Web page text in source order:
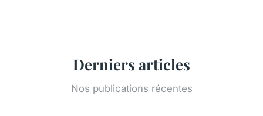
Derniers articles
Nos publications récentes